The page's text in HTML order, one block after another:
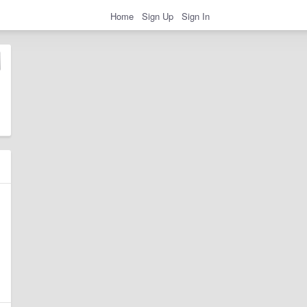
Home Sign Up Sign In